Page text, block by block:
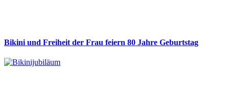
Bikini und Freiheit der Frau feiern 80 Jahre Geburtstag